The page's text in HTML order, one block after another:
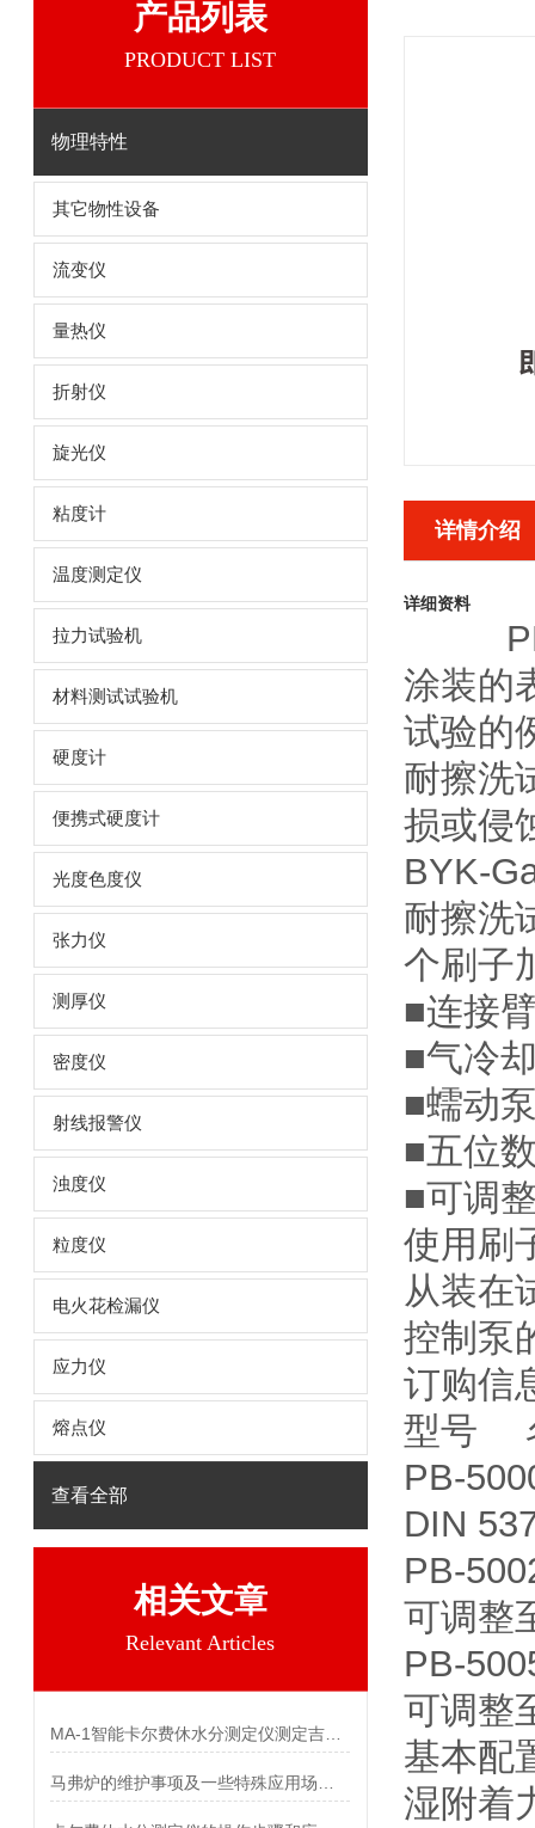
产品列表
PRODUCT LIST
物理特性
其它物性设备
流变仪
量热仪
折射仪
旋光仪
粘度计
温度测定仪
拉力试验机
材料测试试验机
硬度计
便携式硬度计
光度色度仪
张力仪
测厚仪
密度仪
射线报警仪
浊度仪
粒度仪
电火花检漏仪
应力仪
熔点仪
查看全部
相关文章
Relevant Articles
详情介绍
详细资料
涂装的
试验的
耐擦洗
损或侵
BYK-
耐擦洗
个刷子
■连接
■气冷
■蠕动
■五位
■可调
使用刷
从装在
控制泵
订购
型号
PB-
DIN
PB-
可调整
PB-
可调整
基本
湿附着